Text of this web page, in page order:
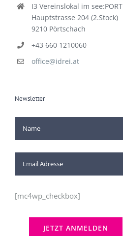
I3 Vereinslokal im see:PORT
Hauptstrasse 204 (2.Stock)
9210 Pörtschach
+43 660 1210060
office@idrei.at
Newsletter
[mc4wp_checkbox]